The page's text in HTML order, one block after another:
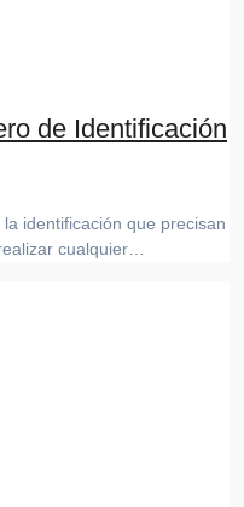
de Identificación
cualquier…